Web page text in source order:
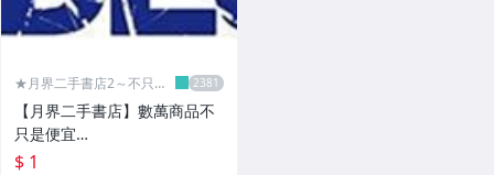
★月界二手書店2～不只是
【月界二手書店】數萬商品不
只是便宜…
$ 1